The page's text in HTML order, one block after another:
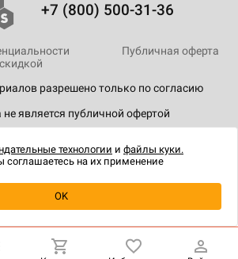
Уведомить о наличии
+7 (800) 500-31-36
разрешено только по согласию
является публичной офертой
Публичная оферта
технологии и файлы куки.
соглашаетесь на их применение
OK